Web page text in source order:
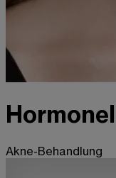
Akne-Behandlung